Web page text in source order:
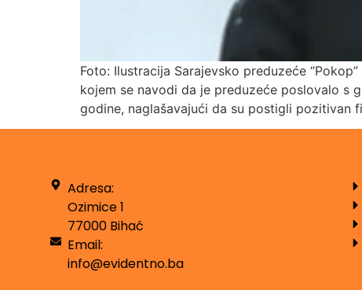
Foto: Ilustracija Sarajevsko preduzeće
kojem se navodi da je preduzeće poslovalo s
godine, naglašavajući da su postigli pozitivan
Adresa:
Ozimice 1
77000 Bihać
Email:
info@evidentno.ba